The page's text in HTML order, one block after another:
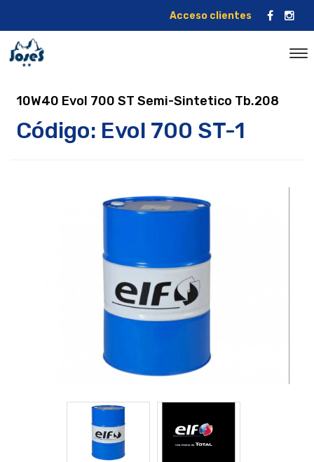
Acceso clientes
10W40 Evol 700 ST Semi-Sintetico Tb.208
Código: Evol 700 ST-1